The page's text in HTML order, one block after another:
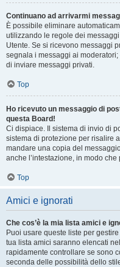
Continuano ad arrivarmi
È possibile eliminare
utilizzando le regole dei
Utente. Se si ricevono messaggi
segnala i messaggi ai
di inviare messaggi privati​​.
Top
Ho ricevuto un messaggio di
questa Board!
Ci dispiace. Il sistema di invio di
sistema di protezione per risalire
mandare una copia del
anche l’intestazione, in modo
Top
Amici e ignorati
Che cos’è la mia lista amici e
Puoi usare queste liste per
tua lista amici saranno elencati
rapidamente controllare se sono
seconda delle possibilità dello